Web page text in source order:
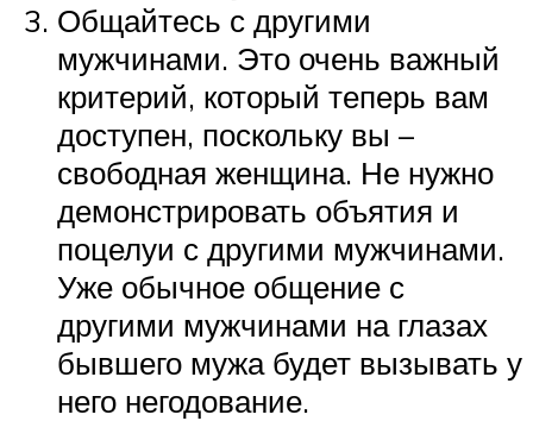
Общайтесь с другими
мужчинами. Это очень важный
критерий, который теперь вам
доступен, поскольку вы –
свободная женщина. Не нужно
демонстрировать объятия и
поцелуи с другими мужчинами.
Уже обычное общение с
другими мужчинами на глазах
бывшего мужа будет вызывать у
него негодование.